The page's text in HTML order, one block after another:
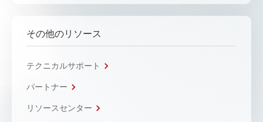
その他のリソース
テクニカルサポート
パートナー
リソースセンター